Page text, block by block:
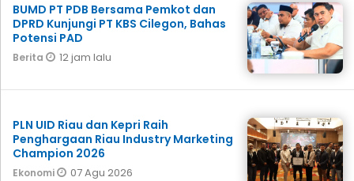
BUMD PT PDB Bersama Pemkot dan
DPRD Kunjungi PT KBS Cilegon, Bahas
Potensi PAD
Berita 12 jam lalu
PLN UID Riau dan Kepri Raih
Penghargaan Riau Industry Marketing
Champion 2026
Ekonomi 07 Agu 2026